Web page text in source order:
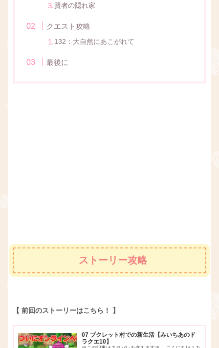
賢者の隠れ家
クエスト攻略
132：大自然にあこがれて
最後に
ストーリー攻略
【 前回のストーリーはこちら！ 】
07 プクレット村での新生活【みいちあのド
ラクエ10】